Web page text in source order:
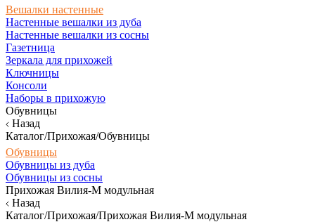
Вешалки настенные
Настенные вешалки из дуба
Настенные вешалки из сосны
Газетница
Зеркала для прихожей
Ключницы
Консоли
Наборы в прихожую
Обувницы
Назад
Каталог/Прихожая/Обувницы
Обувницы
Обувницы из дуба
Обувницы из сосны
Прихожая Вилия-М модульная
Назад
Каталог/Прихожая/Прихожая Вилия-М модульная